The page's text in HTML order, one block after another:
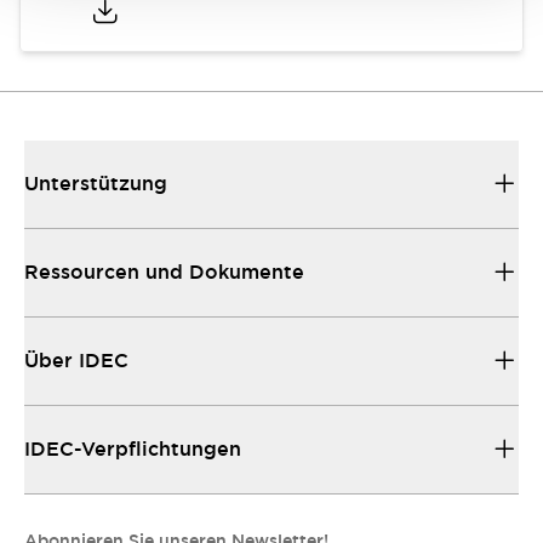
Unterstützung
Ressourcen und Dokumente
Über IDEC
IDEC-Verpflichtungen